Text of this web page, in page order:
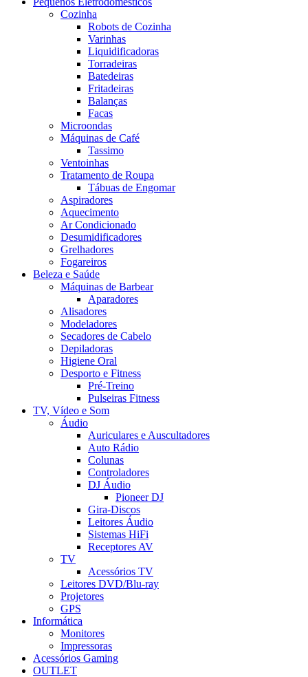
Cozinha
Robots de Cozinha
Varinhas
Liquidificadoras
Torradeiras
Batedeiras
Fritadeiras
Balanças
Facas
Microondas
Máquinas de Café
Tassimo
Ventoinhas
Tratamento de Roupa
Tábuas de Engomar
Aspiradores
Aquecimento
Ar Condicionado
Desumidificadores
Grelhadores
Fogareiros
Beleza e Saúde
Máquinas de Barbear
Aparadores
Alisadores
Modeladores
Secadores de Cabelo
Depiladoras
Higiene Oral
Desporto e Fitness
Pré-Treino
Pulseiras Fitness
TV, Vídeo e Som
Áudio
Auriculares e Auscultadores
Auto Rádio
Colunas
Controladores
DJ Áudio
Pioneer DJ
Gira-Discos
Leitores Áudio
Sistemas HiFi
Receptores AV
TV
Acessórios TV
Leitores DVD/Blu-ray
Projetores
GPS
Informática
Monitores
Impressoras
Acessórios Gaming
OUTLET